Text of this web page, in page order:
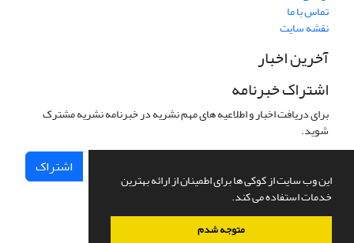
این وب سایت از کوکی ها برای اطمینان از ارائه بهترین
خدمات استفاده می کند.
متوجه شدم
تماس با ما
نقشه سایت
آخرین اخبار
اشتراک خبرنامه
برای دریافت اخبار و اطلاعیه های مهم نشریه در خبرنامه نشریه مشترک
شوید.
اشتراک